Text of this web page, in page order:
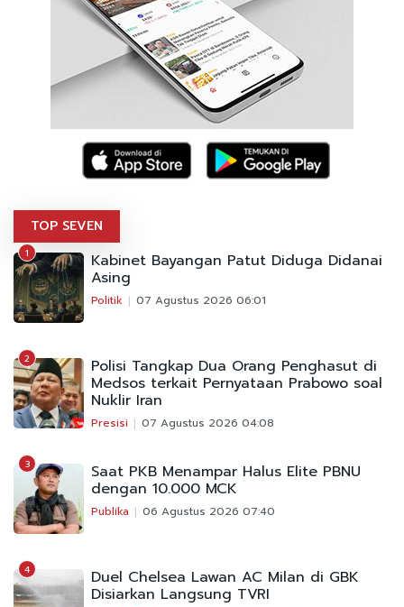
TOP SEVEN
1 Kabinet Bayangan Patut Diduga Didanai
Asing
Politik 07 Agustus 2026 06:01
2 Polisi Tangkap Dua Orang Penghasut di
Medsos terkait Pernyataan Prabowo soal
Nuklir Iran
Presisi 07 Agustus 2026 04:08
3 Saat PKB Menampar Halus Elite PBNU
dengan 10.000 MCK
Publika 06 Agustus 2026 07:40
4 Duel Chelsea Lawan AC Milan di GBK
Disiarkan Langsung TVRI